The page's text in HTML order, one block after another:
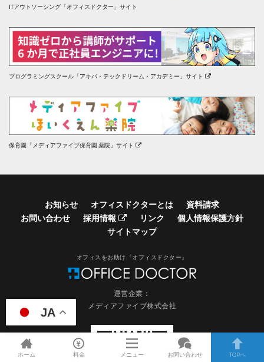
ITアウトソーシング「オフィスドクター」サイト
プログラミングスクール「アキバ・テックドリーム・アカデミー」サイト
保育園「メディアファイブ保育園 薬院」サイト
お知らせ オフィスドクターとは
資料請求
お問い合わせ
採用情報 リンク
個人情報保護方針
サイトマップ
オフィスをお助け『オフィスドクター』
運営企業：
メディアファイブ株式会社
ホーム 料金 メニュー お問い合わせ TOPへ
JA